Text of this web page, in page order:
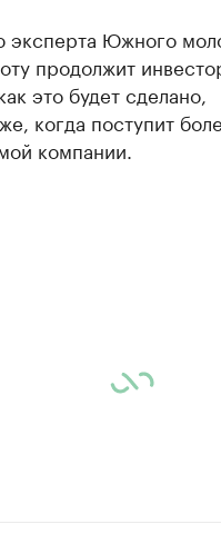
Южного
продолжит
это будет сделано,
когда поступит
компании.